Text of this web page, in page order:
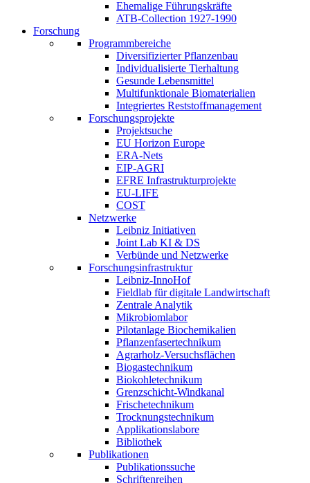
Ehemalige Führungskräfte
ATB-Collection 1927-1990
Forschung
Programmbereiche
Diversifizierter Pflanzenbau
Individualisierte Tierhaltung
Gesunde Lebensmittel
Multifunktionale Biomaterialien
Integriertes Reststoffmanagement
Forschungsprojekte
Projektsuche
EU Horizon Europe
ERA-Nets
EIP-AGRI
EFRE Infrastrukturprojekte
EU-LIFE
COST
Netzwerke
Leibniz Initiativen
Joint Lab KI & DS
Verbünde und Netzwerke
Forschungsinfrastruktur
Leibniz-InnoHof
Fieldlab für digitale Landwirtschaft
Zentrale Analytik
Mikrobiomlabor
Pilotanlage Biochemikalien
Pflanzenfasertechnikum
Agrarholz-Versuchsflächen
Biogastechnikum
Biokohletechnikum
Grenzschicht-Windkanal
Frischetechnikum
Trocknungstechnikum
Applikationslabore
Bibliothek
Publikationen
Publikationssuche
Schriftenreihen